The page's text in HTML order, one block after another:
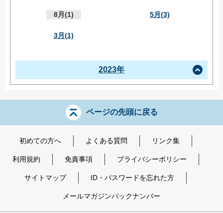
8月(1) 5月(3)
3月(1)
2023年
ページの先頭に戻る
初めての方へ よくある質問 リンク集
利用規約 免責事項 プライバシーポリシー
サイトマップ ID・パスワードを忘れた方
メールマガジンバックナンバー